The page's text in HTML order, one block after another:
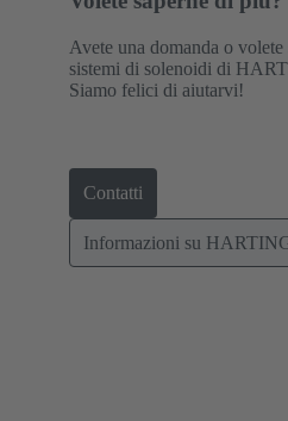
Avete una domanda o
sistemi di solenoidi di
Siamo felici di aiutarvi!
Contatti
Informazioni su